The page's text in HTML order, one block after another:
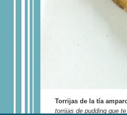
Torrijas de la tía
torrijas de pudding que